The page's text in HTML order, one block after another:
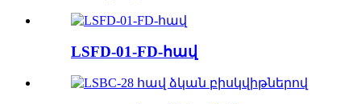
LSFD-01-FD-հավ